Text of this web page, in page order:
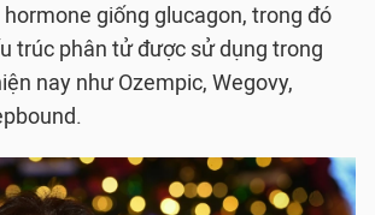
giống glucagon, trong đó
trúc phân tử được sử dụng trong
nay như Ozempic, Wegovy,